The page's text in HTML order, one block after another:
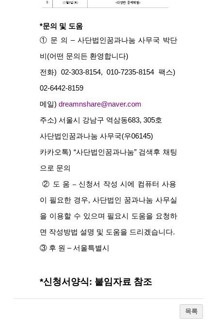
*문의 및 도움
① 문 의 – 사단법인꿈과나눔 사무국 박단
비(어떤 문의든 환영합니다)
전화) 02-303-8154, 010-7235-8154 팩스)
02-6442-8159
메일) dreamnshare@naver.com
주소) 서울시 강남구 역삼동683, 305호
사단법인꿈과나눔 사무국(우06145)
카카오톡) “사단법인꿈과나눔” 검색후 채팅
으로 문의
② 도 움 – 신청서 작성 시에 컴퓨터 사용
이 필요한 경우, 사단법인 꿈과나눔 사무실
을 이용할 수 있으며 필요시 도움을 요청하
면 작성방법 설명 및 도움을 드리겠습니다.
③ 후 원 – 서울특별시
*신청서양식: 붙임자료 참조
목록